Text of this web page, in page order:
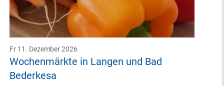
Wochenmärkte in Langen und Bad
Bederkesa
Fr 11. Dezember 2026